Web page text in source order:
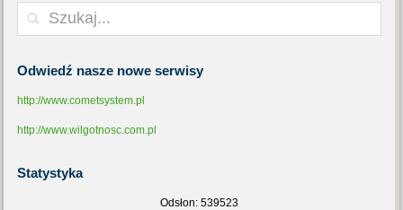
Odwiedź nasze nowe serwisy
http://www.cometsystem.pl
http://www.wilgotnosc.com.pl
Statystyka
Odsłon: 539523